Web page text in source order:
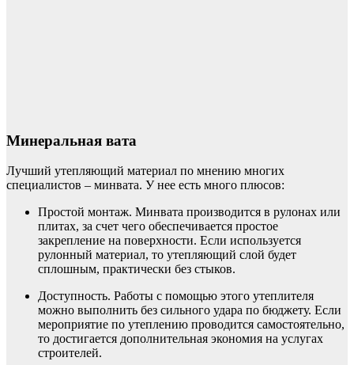
Минеральная вата
Лучший утепляющий материал по мнению многих
специалистов – минвата. У нее есть много плюсов:
Простой монтаж. Минвата производится в рулонах или
плитах, за счет чего обеспечивается простое
закрепление на поверхности. Если используется
рулонный материал, то утепляющий слой будет
сплошным, практически без стыков.
Доступность. Работы с помощью этого утеплителя
можно выполнить без сильного удара по бюджету. Если
мероприятие по утеплению проводится самостоятельно,
то достигается дополнительная экономия на услугах
строителей.